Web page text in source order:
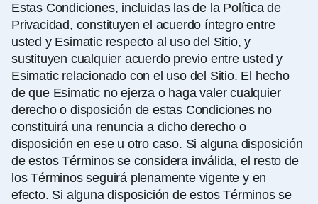
Estas Condiciones, incluidas las de la Política de
Privacidad, constituyen el acuerdo íntegro entre
usted y Esimatic respecto al uso del Sitio, y
sustituyen cualquier acuerdo previo entre usted y
Esimatic relacionado con el uso del Sitio. El hecho
de que Esimatic no ejerza o haga valer cualquier
derecho o disposición de estas Condiciones no
constituirá una renuncia a dicho derecho o
disposición en ese u otro caso. Si alguna disposición
de estos Términos se considera inválida, el resto de
los Términos seguirá plenamente vigente y en
efecto. Si alguna disposición de estos Términos se